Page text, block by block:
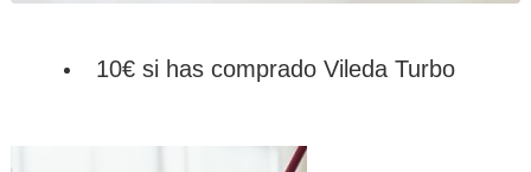
10€ si has comprado Vileda Turbo